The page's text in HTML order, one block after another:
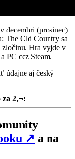
decembri (prosinec)
The Old Country sa
zločinu. Hra vyjde v
PC cez Steam.
údajne aj český
2‚¬:
↗ a na